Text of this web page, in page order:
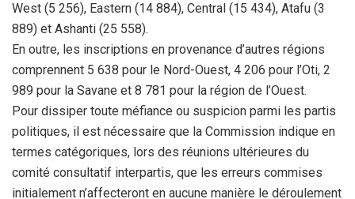
West (5 256), Eastern (14 884), Central (15 434), Atafu (3
889) et Ashanti (25 558).
En outre, les inscriptions en provenance d’autres régions
comprennent 5 638 pour le Nord-Ouest, 4 206 pour l’Oti, 2
989 pour la Savane et 8 781 pour la région de l’Ouest.
Pour dissiper toute méfiance ou suspicion parmi les partis
politiques, il est nécessaire que la Commission indique en
termes catégoriques, lors des réunions ultérieures du
comité consultatif interpartis, que les erreurs commises
initialement n’affecteront en aucune manière le déroulement